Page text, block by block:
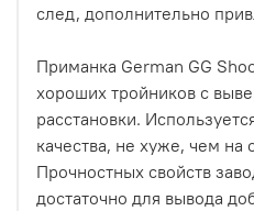
след, дополнительно
Приманка German GG
хороших тройников с
расстановки.
качества, не хуже, чем на
Прочностных свойств
достаточно для вывода